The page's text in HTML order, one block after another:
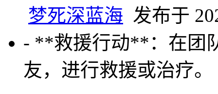
梦死深蓝海 发布于
- **救援行动**：在团
友，进行救援或治疗。